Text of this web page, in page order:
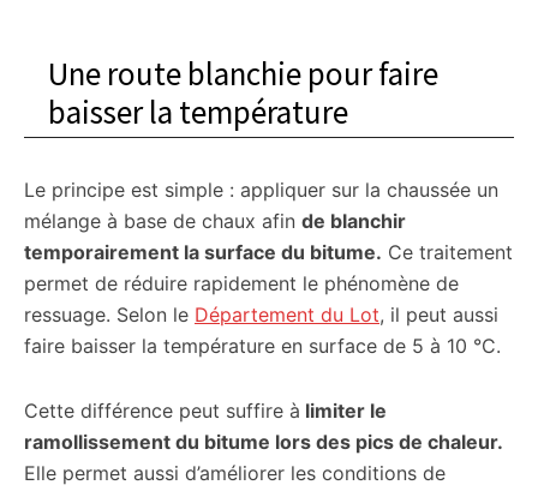
Une route blanchie pour faire
baisser la température
Le principe est simple : appliquer sur la chaussée un
mélange à base de chaux afin de blanchir
temporairement la surface du bitume. Ce traitement
permet de réduire rapidement le phénomène de
ressuage. Selon le Département du Lot, il peut aussi
faire baisser la température en surface de 5 à 10 °C.
Cette différence peut suffire à limiter le
ramollissement du bitume lors des pics de chaleur.
Elle permet aussi d’améliorer les conditions de